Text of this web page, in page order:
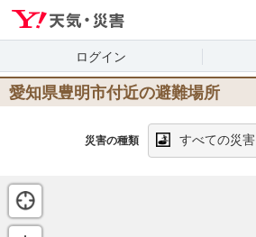
ログイン
愛知県豊明市付近の避難場所
災害の種類 すべての災害